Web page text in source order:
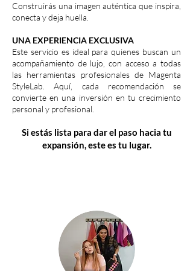
Construirás una imagen auténtica que inspira,
conecta y deja huella.
UNA EXPERIENCIA EXCLUSIVA
Este servicio es ideal para quienes buscan un
acompañamiento de lujo, con acceso a todas
las herramientas profesionales de Magenta
StyleLab. Aquí, cada recomendación se
convierte en una inversión en tu crecimiento
personal y profesional.
Si estás lista para dar el paso hacia tu
expansión, este es tu lugar.